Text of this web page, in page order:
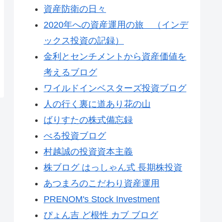
資産防衛の日々
2020年への資産運用の旅 （インデ
ックス投資の記録）
金利とセンチメントから資産価値を
考えるブログ
ワイルドインベスターズ投資ブログ
人の行く裏に道あり花の山
ばりすたの株式備忘録
べる投資ブログ
村越誠の投資資本主義
株ブログ はっしゃん式 長期株投資
あつまろのこだわり資産運用
PRENOM's Stock Investment
ぴょん吉 ど根性 カブ ブログ